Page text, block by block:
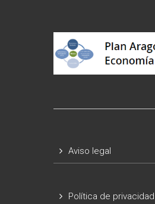
Aviso legal
Política de privacidad